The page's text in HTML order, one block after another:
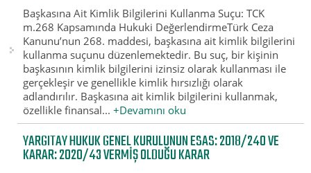
Başkasına Ait Kimlik Bilgilerini Kullanma Suçu: TCK
m.268 Kapsamında Hukuki DeğerlendirmeTürk Ceza
Kanunu’nun 268. maddesi, başkasına ait kimlik bilgilerini
kullanma suçunu düzenlemektedir. Bu suç, bir kişinin
başkasının kimlik bilgilerini izinsiz olarak kullanması ile
gerçekleşir ve genellikle kimlik hırsızlığı olarak
adlandırılır. Başkasına ait kimlik bilgilerini kullanmak,
özellikle finansal...+Devamını oku
YARGITAY HUKUK GENEL KURULUNUN ESAS: 2018/240 VE
KARAR: 2020/43 VERMIŞ OLDUĞU KARAR